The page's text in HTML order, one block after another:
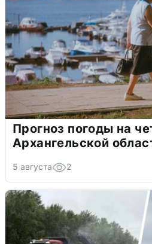
Прогноз погоды на
Архангельской
5 августа 2